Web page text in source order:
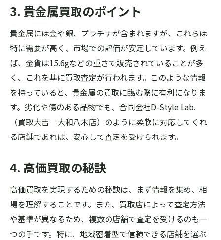
3. 貴金属買取のポイント
貴金属には金や銀、プラチナが含まれますが、これらは
特に需要が高く、市場での評価が安定しています。例え
ば、金貨は15.6gなどの重さで販売されていることが多
く、これを基に買取査定が行われます。このような情報
を持っていると、貴金属の買取に臨む際に有利になりま
す。劣化や傷のある品物でも、合同会社D-Style Lab.
（買取大吉 大和八木店）のように柔軟に対応してくれ
る店舗であれば、安心して査定を受けられます。
4. 高価買取の秘訣
高価買取を実現するための秘訣は、まず情報を集め、相
場を理解することです。また、買取店によって査定方法
や基準が異なるため、複数の店舗で査定を受けるのも一
つの手です。特に、地域密着型で信頼できる店舗を選ぶ